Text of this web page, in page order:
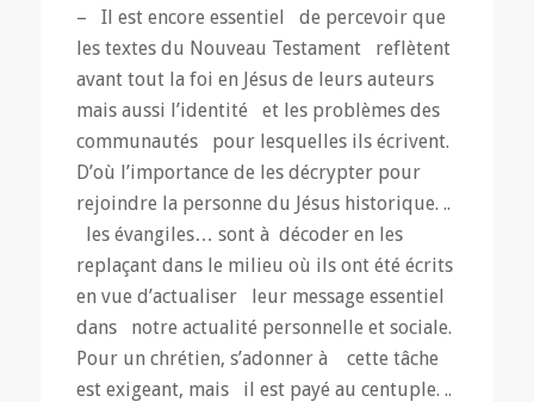
– Il est encore essentiel de percevoir que
les textes du Nouveau Testament reflètent
avant tout la foi en Jésus de leurs auteurs
mais aussi l’identité et les problèmes des
communautés pour lesquelles ils écrivent.
D’où l’importance de les décrypter pour
rejoindre la personne du Jésus historique. ..
les évangiles… sont à décoder en les
replaçant dans le milieu où ils ont été écrits
en vue d’actualiser leur message essentiel
dans notre actualité personnelle et sociale.
Pour un chrétien, s’adonner à cette tâche
est exigeant, mais il est payé au centuple. ..